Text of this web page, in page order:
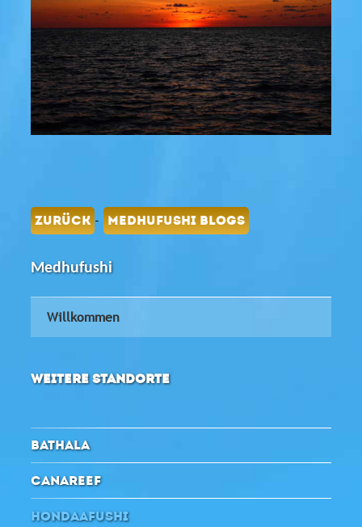
ZURÜCK - MEDHUFUSHI BLOGS
Medhufushi
Willkommen
WEITERE STANDORTE
BATHALA
CANAREEF
HONDAAFUSHI